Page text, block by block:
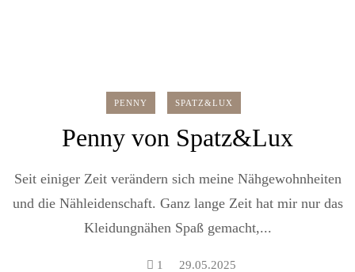
PENNY SPATZ&LUX
Penny von Spatz&Lux
Seit einiger Zeit verändern sich meine Nähgewohnheiten
und die Nähleidenschaft. Ganz lange Zeit hat mir nur das
Kleidungnähen Spaß gemacht,...
1 29.05.2025